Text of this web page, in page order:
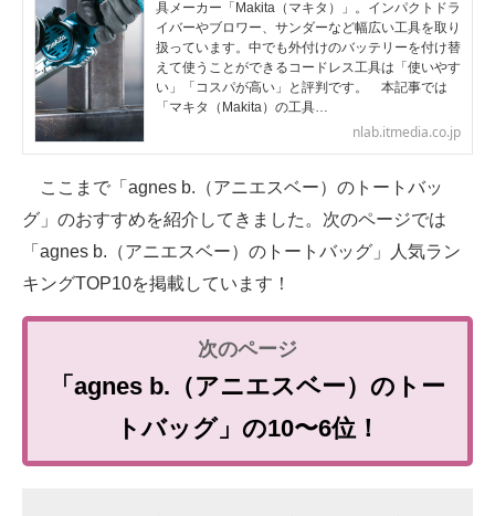
具メーカー「Makita（マキタ）」。インパクトドラ
イバーやブロワー、サンダーなど幅広い工具を取り
扱っています。中でも外付けのバッテリーを付け替
えて使うことができるコードレス工具は「使いやす
い」「コスパが高い」と評判です。 本記事では
「マキタ（Makita）の工具…
nlab.itmedia.co.jp
ここまで「agnes b.（アニエスベー）のトートバッ
グ」のおすすめを紹介してきました。次のページでは
「agnes b.（アニエスベー）のトートバッグ」人気ラン
キングTOP10を掲載しています！
「agnes b.（アニエスベー）のトー
トバッグ」の10〜6位！